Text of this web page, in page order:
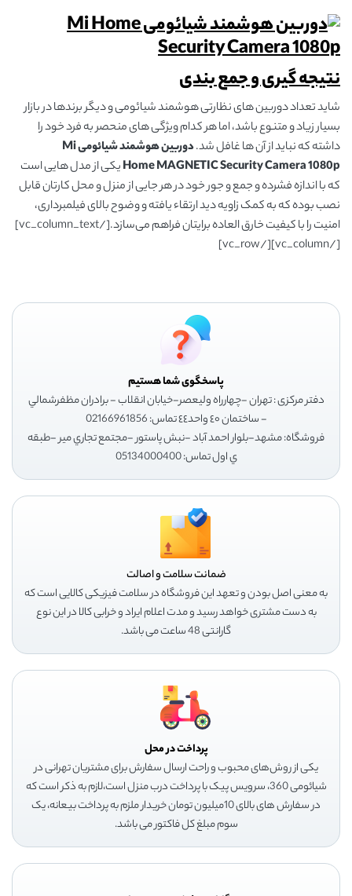
نتیجه گیری و جمع بندی
شاید تعداد دوربین های نظارتی هوشمند شیائومی و دیگر برندها در بازار
بسیار زیاد و متنوع باشد، اما هر کدام ویژگی های منحصر به فرد خود را
داشته که نباید از آن ها غافل شد.
دوربین هوشمند شیائومی Mi
HomeMAGNETICSecurity Camera 1080p
یکی از مدل هایی است
که با اندازه فشرده و جمع و جور خود در هر جایی از منزل و محل کارتان قابل
نصب بوده که به کمک زاویه دید ارتقاء یافته و وضوح بالای فیلمبرداری،
امنیت را با کیفیت خارق العاده برایتان فراهم می‌سازد.[/vc_column_text]
[/vc_column][/vc_row]
پاسخگوی شما هستیم
دفتر مرکزی : تهران -چهارراه وليعصر-خيابان انقلاب - برادران مظفرشمالي
- ساختمان ٤٠ واحد٤٤ تماس: 02166961856
فروشگاه: مشهد-بلوار احمد آباد -نبش پاستور -مجتمع تجاري مير -طبقه
ي اول تماس: 05134000400
ضمانت سلامت و اصالت
به معنی اصل بودن و تعهد این فروشگاه در سلامت فیزیکی کالایی است که
به دست مشتری خواهد رسید و مدت اعلام ایراد و خرابی کالا در این نوع
گارانتی 48 ساعت می باشد.
پرداخت در محل
یکی از روش‌های محبوب و راحت ارسال سفارش برای مشتریان تهرانی در
شیائومی 360، سرویس پیک با پرداخت درب منزل است،لازم به ذکر است که
در سفارش های بالای 10میلیون تومان خریدار ملزم به پرداخت بیعانه، یک
سوم مبلغ کل فاکتور می باشد.